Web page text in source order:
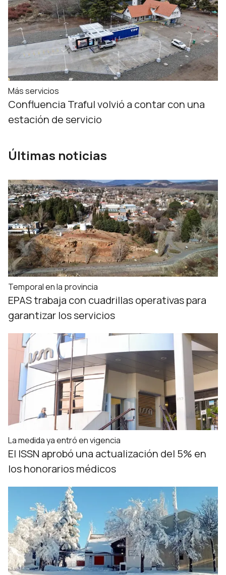
Más servicios
Confluencia Traful volvió a contar con una
estación de servicio
Últimas noticias
Temporal en la provincia
EPAS trabaja con cuadrillas operativas para
garantizar los servicios
La medida ya entró en vigencia
El ISSN aprobó una actualización del 5% en
los honorarios médicos